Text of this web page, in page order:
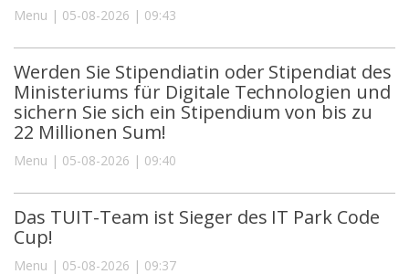
Menu | 05-08-2026 | 09:43
Werden Sie Stipendiatin oder Stipendiat des
Ministeriums für Digitale Technologien und
sichern Sie sich ein Stipendium von bis zu
22 Millionen Sum!
Menu | 05-08-2026 | 09:40
Das TUIT-Team ist Sieger des IT Park Code
Cup!
Menu | 05-08-2026 | 09:37